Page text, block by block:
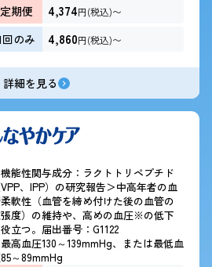
定期便 4,374円(税込)〜
回のみ 4,860円(税込)〜
詳細を見る
能性関与成分：ラクトトリペプチド
VPP、IPP）の研究報告＞中高年者の血
軟性（血管を締め付けた後の血管の
度）の維持や、高めの血圧※の低下
立つ。届出番号：G1122
高血圧130～139mmHg、または最低血
～89mmHg